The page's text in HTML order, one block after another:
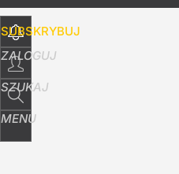
SUBSKRYBUJ
ZALOGUJ
SZUKAJ
MENU